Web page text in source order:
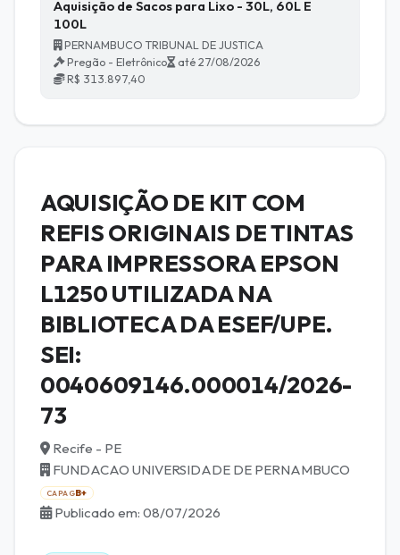
Aquisição de Sacos para Lixo - 30L, 60L E
100L
PERNAMBUCO TRIBUNAL DE JUSTICA
Pregão - Eletrônico
até 27/08/2026
R$ 313.897,40
AQUISIÇÃO DE KIT COM
REFIS ORIGINAIS DE TINTAS
PARA IMPRESSORA EPSON
L1250 UTILIZADA NA
BIBLIOTECA DA ESEF/UPE.
SEI:
0040609146.000014/2026-
73
Recife - PE
FUNDACAO UNIVERSIDADE DE PERNAMBUCO
CAPAGB+
Publicado em: 08/07/2026